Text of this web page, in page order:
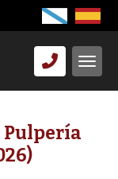
Pulpería